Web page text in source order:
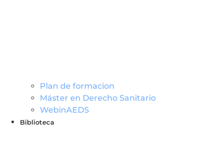
Plan de formacion
Máster en Derecho Sanitario
WebinAEDS
Biblioteca